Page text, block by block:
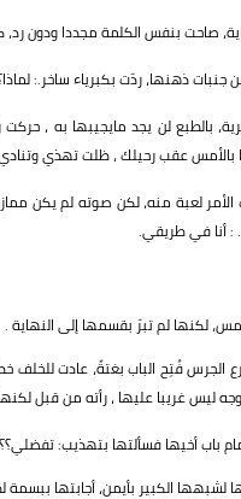
بنفس الكلمة مجددا ودون رد،
ذهنها، ردّت بكبرياء ساخر.:
بالطبع لن يجد مايجيبها به ، حركت
بالأمس عقب رحيلك ، ظلت تهذي
لعبة منه، لكن صوته لم يكن
: أنا في طريقي.
لكنها لم تبرّ بقسمها إلى النهاية .
الجرس فُتِح الباب بغتةً، عادت
ليس غريبا عليها ، رأته من قبل
باب أخيها فسألتها بتهذيب: تفضلي؟؟
الكبير بأيمن، أجابتها ببسمة